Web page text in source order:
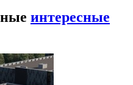
интересные